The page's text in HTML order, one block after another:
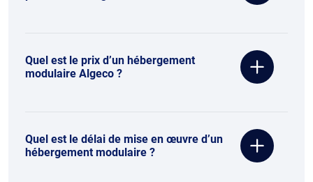
Quel est le prix d’un hébergement
modulaire Algeco ?
Quel est le délai de mise en œuvre d’un
hébergement modulaire ?